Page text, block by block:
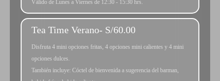
Válido de Lunes a Viernes de 12:30 - 15:30 hrs.
Tea Time Verano- S/60.00
Disfruta 4 mini opciones fritas, 4 opciones mini calientes y 4 mini
opciones dulces.
También incluye: Cóctel de bienvenida a sugerencia del barman,